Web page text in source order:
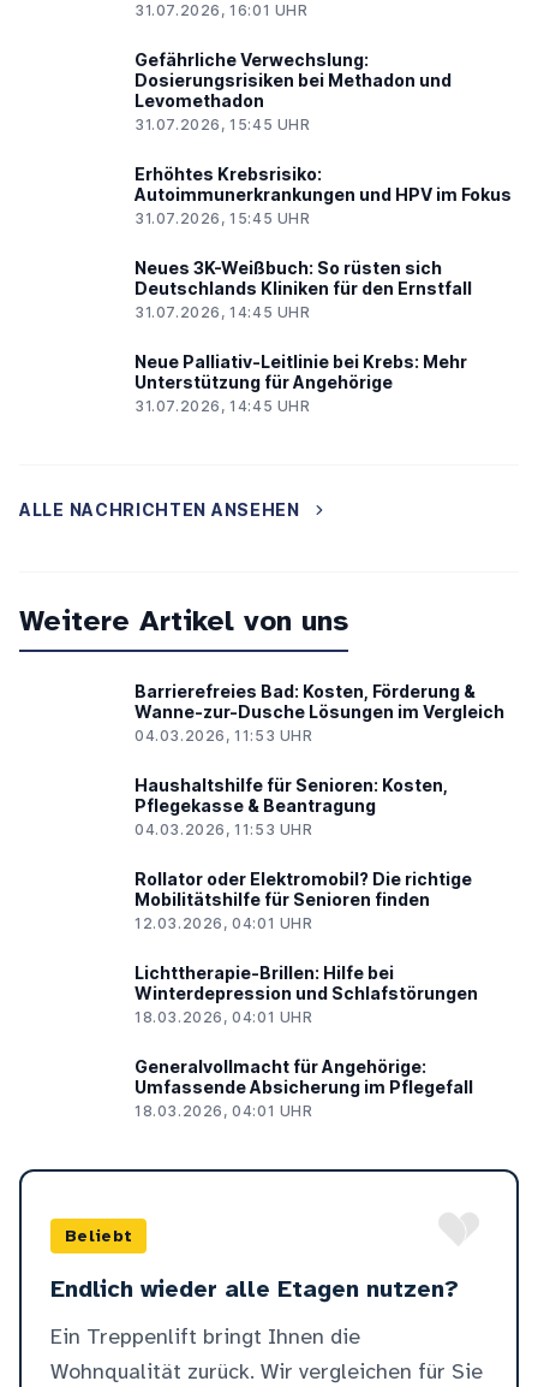
31.07.2026, 16:01 UHR
Gefährliche Verwechslung:
Dosierungsrisiken bei Methadon und
Levomethadon
31.07.2026, 15:45 UHR
Erhöhtes Krebsrisiko:
Autoimmunerkrankungen und HPV im Fokus
31.07.2026, 15:45 UHR
Neues 3K-Weißbuch: So rüsten sich
Deutschlands Kliniken für den Ernstfall
31.07.2026, 14:45 UHR
Neue Palliativ-Leitlinie bei Krebs: Mehr
Unterstützung für Angehörige
31.07.2026, 14:45 UHR
ALLE NACHRICHTEN ANSEHEN
Weitere Artikel von uns
Barrierefreies Bad: Kosten, Förderung &
Wanne-zur-Dusche Lösungen im Vergleich
04.03.2026, 11:53 UHR
Haushaltshilfe für Senioren: Kosten,
Pflegekasse & Beantragung
04.03.2026, 11:53 UHR
Rollator oder Elektromobil? Die richtige
Mobilitätshilfe für Senioren finden
12.03.2026, 04:01 UHR
Lichttherapie-Brillen: Hilfe bei
Winterdepression und Schlafstörungen
18.03.2026, 04:01 UHR
Generalvollmacht für Angehörige:
Umfassende Absicherung im Pflegefall
18.03.2026, 04:01 UHR
Beliebt
Endlich wieder alle Etagen nutzen?
Ein Treppenlift bringt Ihnen die
Wohnqualität zurück. Wir vergleichen für Sie